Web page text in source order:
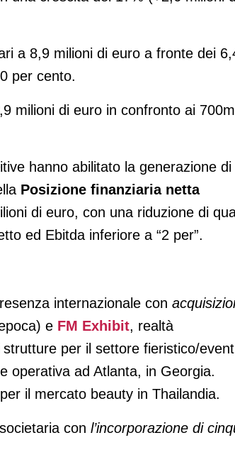
a 8,9 milioni di euro a fronte dei
per cento.
milioni di euro in confronto ai
hanno abilitato la generazione di
Posizione finanziaria netta
di euro, con una riduzione di
ed Ebitda inferiore a “2 per”.
internazionale con
e FM Exhibit, realtà
per il settore fieristico/
operativa ad Atlanta, in Georgia.
per il mercato beauty in Thailandia.
con l’incorporazione di